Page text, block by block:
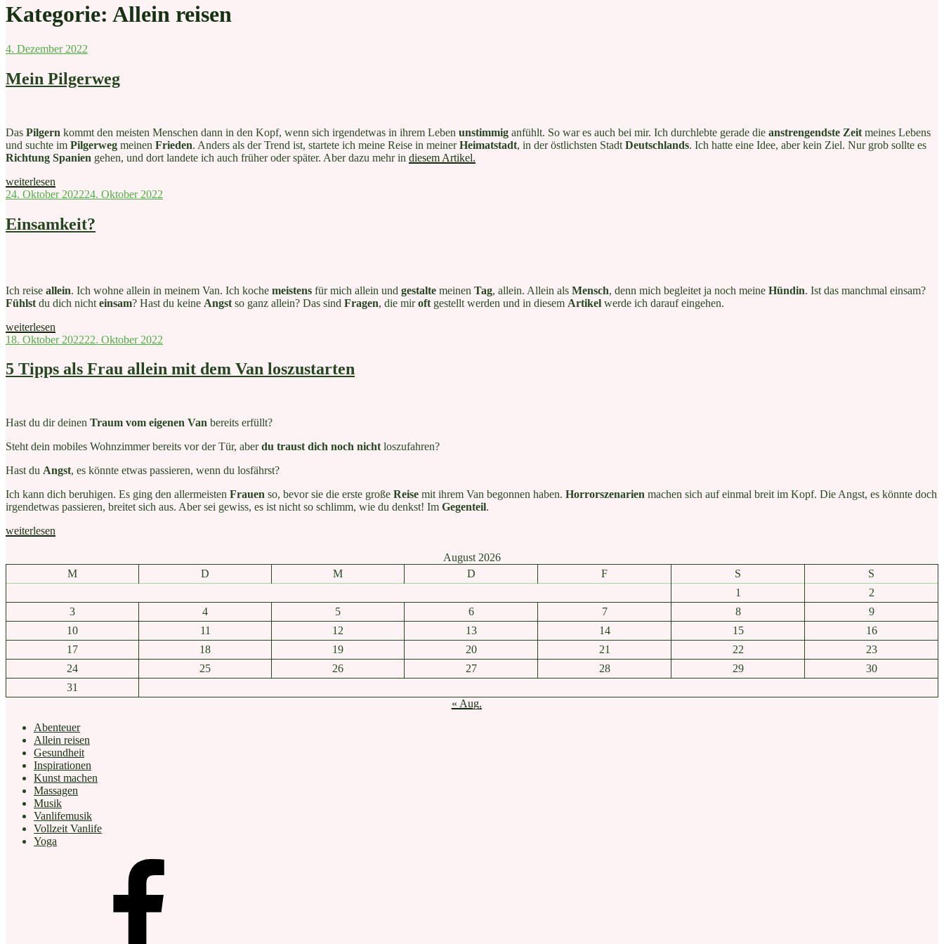
Kategorie: Allein reisen
Veröffentlicht
4. Dezember 2022
Mein Pilgerweg
Das Pilgern kommt den meisten Menschen dann in den Kopf, wenn sich irgendetwas in ihrem Leben unstimmig anfühlt. So war es auch bei mir. Ich durchlebte gerade die anstrengendste Zeit meines Lebens
und suchte im Pilgerweg meinen Frieden. Anders als der Trend ist, startete ich meine Reise in meinerHeimatstadt, in der östlichsten Stadt Deutschlands. Ich hatte eine Idee, aber kein Ziel. Nur grob sollte es
Richtung Spanien gehen, und dort landete ich auch früher oder später. Aber dazu mehr in diesem Artikel.
„Mein
Pilgerweg“
weiterlesen
Veröffentlicht
24. Oktober 202224. Oktober 2022
Einsamkeit?
Ich reise allein. Ich wohne allein in meinem Van. Ich koche meistens für mich allein und gestalte meinen Tag, allein. Allein als Mensch, denn mich begleitet ja noch meine Hündin. Ist das manchmal einsam?
Fühlst du dich nicht einsam? Hast du keine Angst so ganz allein? Das sind Fragen, die miroft gestellt werden und in diesem Artikel werde ich darauf eingehen.
„Einsamkeit?“
weiterlesen
Veröffentlicht
18. Oktober 202222. Oktober 2022
5 Tipps als Frau allein mit dem Van loszustarten
Hast du dir deinen Traum vom eigenen Van bereits erfüllt?
Steht dein mobiles Wohnzimmer bereits vor der Tür, aberdu traust dich noch nicht loszufahren?
Hast du Angst, es könnte etwas passieren, wenn du losfährst?
Ich kann dich beruhigen. Es ging den allermeisten Frauen so, bevor sie die erste große Reise mit ihrem Van begonnen haben. Horrorszenarien machen sich auf einmal breit im Kopf. Die Angst, es könnte doch
irgendetwas passieren, breitet sich aus. Aber sei gewiss, es ist nicht so schlimm, wie du denkst! Im Gegenteil.
„5
Frau
allein
dem
Van
weiterlesen
August 2026
M
D M D F S
S
1
2
3
4 5 6 7 8
9
10
11 12 13 14 15
16
17
18 19 20 21 22
23
24
25 26 27 28 29
30
31
« Aug.
Abenteuer
Allein reisen
Gesundheit
Inspirationen
Kunst machen
Massagen
Musik
Vanlifemusik
Vollzeit Vanlife
Yoga